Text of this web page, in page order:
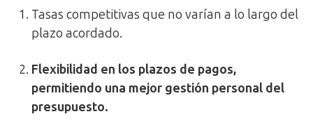
Tasas competitivas que no varían a lo largo del
plazo acordado.
Flexibilidad en los plazos de pagos,
permitiendo una mejor gestión personal del
presupuesto.